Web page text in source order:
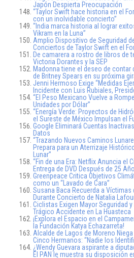
Japón Despierta Preocupación
“Taylor Swift hace historia en el
con un inolvidable concierto”
“India marca historia al lograr
Vikram en la Luna”
Amplio Dispositivo de Seguridad
Conciertos de Taylor Swift en el
De camarera a rostro de libros de
Victoria Dorantes y la SEP
Madonna tiene el deseo de
de Britney Spears en su próxima
Jenni Hermoso Exige “Medidas
Incidente con Luis Rubiales,
“El Peso Mexicano Vuelve a
Unidades por Dólar”
“Energía Verde: Proyectos de
el Sureste de México Impulsan el
Google Eliminará Cuentas
Datos
“Trazando Nuevos Caminos
Prepara para un Aterrizaje
Lunar”
“Fin de una Era: Netflix Anuncia el
Entrega de DVD Después de 25
Greenpeace Critica Objetivos
como un “Lavado de Cara”
Susana Baca Recuerda a Víctimas
Durante Concierto de Natalia
Ciclistas Exigen Mayor Seguridad
Trágico Accidente en La Huasteca
¡Explora el Espacio en el
la Fundación Katya Echazarreta!
Alcalde de Lagos de Moreno
Cinco Hermanos: “Nadie los
¿Wendy Guevara aspirante a
El PAN le muestra su disposición